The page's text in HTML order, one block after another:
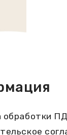
обработки ПД